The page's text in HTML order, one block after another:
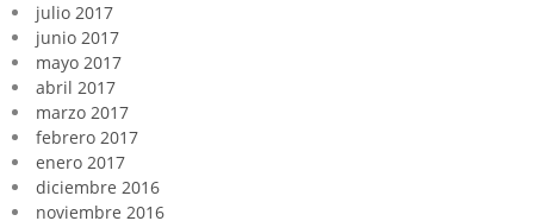
julio 2017
junio 2017
mayo 2017
abril 2017
marzo 2017
febrero 2017
enero 2017
diciembre 2016
noviembre 2016